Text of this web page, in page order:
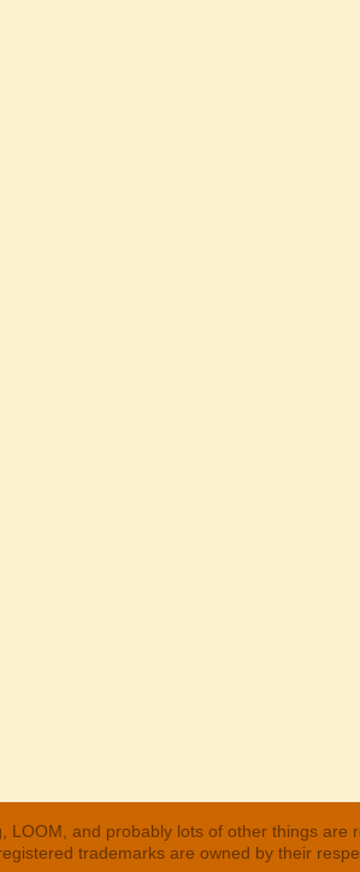
and probably lots of other things are
trademarks are owned by their